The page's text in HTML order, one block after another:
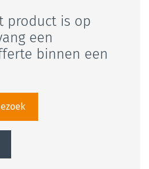
product is op
een
binnen een